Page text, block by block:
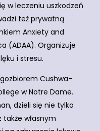
w leczeniu uszkodzeń
też prywatną
Anxiety and
(ADAA). Organizuje
i stresu.
Cushwa-
w Notre Dame.
dzieli się nie tylko
własnym